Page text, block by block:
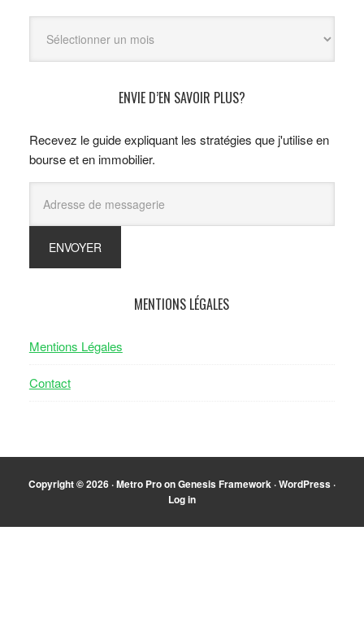
ENVIE D’EN SAVOIR PLUS?
Recevez le guide expliquant les stratégies que j'utilise en
bourse et en immobilier.
MENTIONS LÉGALES
Mentions Légales
Contact
Copyright © 2026 ·Metro ProonGenesis Framework ·WordPress ·
Log in